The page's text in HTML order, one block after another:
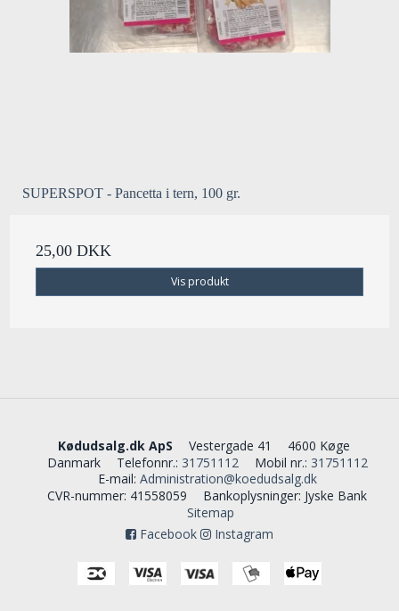
SUPERSPOT - Pancetta i tern, 100 gr.
25,00 DKK
Vis produkt
Kødudsalg.dk ApS Vestergade 41
4600 Køge
Danmark
Telefonnr.: 31751112 Mobil nr.: 31751112
E-mail: Administration@koedudsalg.dk
CVR-nummer: 41558059 Bankoplysninger: Jyske Bank
Sitemap
Facebook
Instagram